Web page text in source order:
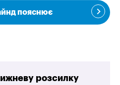
пояснює
розсилку